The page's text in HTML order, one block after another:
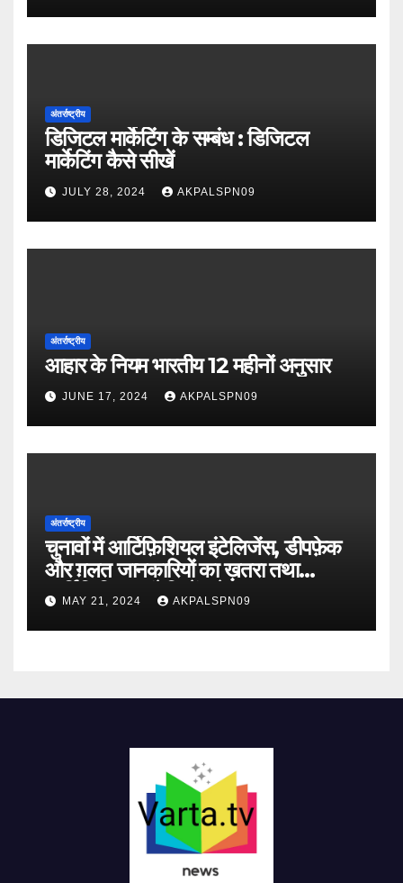
अंतर्राष्ट्रीय
डिजिटल मार्केटिंग के सम्बंध : डिजिटल
मार्केटिंग कैसे सीखें
JULY 28, 2024 AKPALSPN09
अंतर्राष्ट्रीय
आहार के नियम भारतीय 12 महीनों अनुसार
JUNE 17, 2024 AKPALSPN09
अंतर्राष्ट्रीय
चुनावों में आर्टिफ़िशियल इंटेलिजेंस, डीपफ़ेक
और ग़लत जानकारियों का ख़तरा तथा
आर्टिफिशियल इंटेलिजेंस के लाभ
MAY 21, 2024 AKPALSPN09